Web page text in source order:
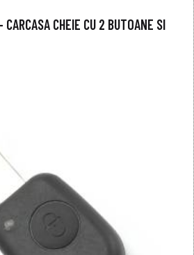
CHEIE CU 2 BUTOANE SI